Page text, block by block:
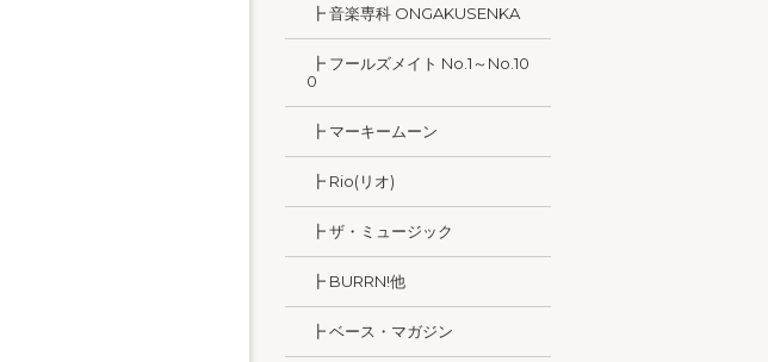
┣ 音楽専科 ONGAKUSENKA
┣ フールズメイト No.1～No.10
0
┣ マーキームーン
┣ Rio(リオ)
┣ ザ・ミュージック
┣ BURRN!他
┣ ベース・マガジン